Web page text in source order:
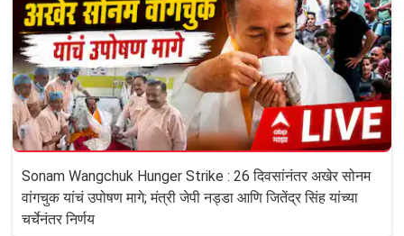
Sonam Wangchuk Hunger Strike : 26 दिवसांनंतर अखेर सोनम
वांगचुक यांचं उपोषण मागे; मंत्री जेपी नड्डा आणि जितेंद्र सिंह यांच्या
चर्चेनंतर निर्णय